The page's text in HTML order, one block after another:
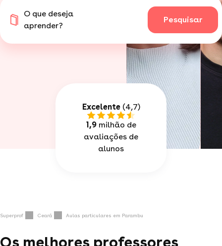
O que deseja
aprender?
Pesquisar
Excelente(4,7)
1,9milhão de
avaliações de
alunos
Superprof Ceará Aulas particulares em Parambu
Os melhores professores